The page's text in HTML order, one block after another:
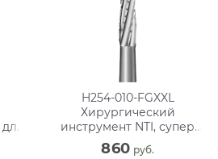
H254-010-FGXXL
Хирургический
инструмент NTI, супер
длинный, фрез для кости
860 руб.